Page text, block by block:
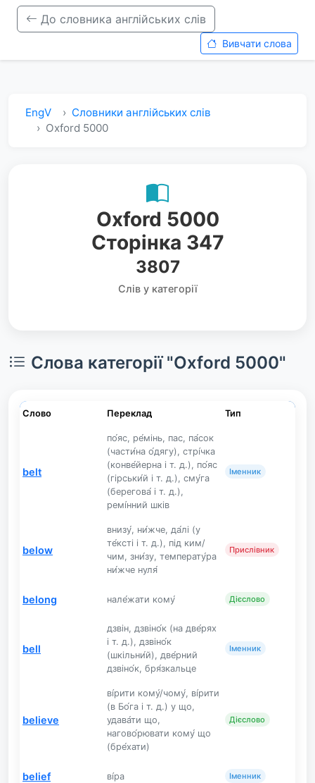
До словника англійських слів
Вивчати слова
EngV
Словники англійських слів
Oxford 5000
Oxford 5000
Сторінка 347
3807
Слів у категорії
Слова категорії "Oxford 5000"
Слово Переклад Тип
belt
по́яс, ре́мінь, пас, па́сок
(части́на о́дягу), стрі́чка
(конве́йерна і т. д.), по́яс
(гірськи́й і т. д.), сму́га
(берегова́ і т. д.),
ремі́нний шків
Іменник
below
внизу́, ни́жче, да́лі (у
те́ксті і т. д.), під ким/
чим, зни́зу, температу́ра
ни́жче нуля́
Прислівник
belong нале́жати кому́ Дієслово
bell
дзвін, дзвіно́к (на две́рях
і т. д.), дзвіно́к
(шкільни́й), две́рний
дзвіно́к, бря́зкальце
Іменник
believe
ві́рити кому́/чому́, ві́рити
(в Бо́га і т. д.) у що,
удава́ти що,
нагово́рювати кому́ що
(бре́хати)
Дієслово
belief ві́ра Іменник